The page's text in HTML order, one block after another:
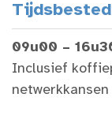
09u00 –
Inclusief
netwerkkansen